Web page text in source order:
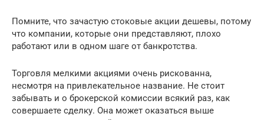
Помните, что зачастую стоковые акции дешевы, потому
что компании, которые они представляют, плохо
работают или в одном шаге от банкротства.
Торговля мелкими акциями очень рискованна,
несмотря на привлекательное название. Не стоит
забывать и о брокерской комиссии всякий раз, как
совершаете сделку. Она может оказаться выше